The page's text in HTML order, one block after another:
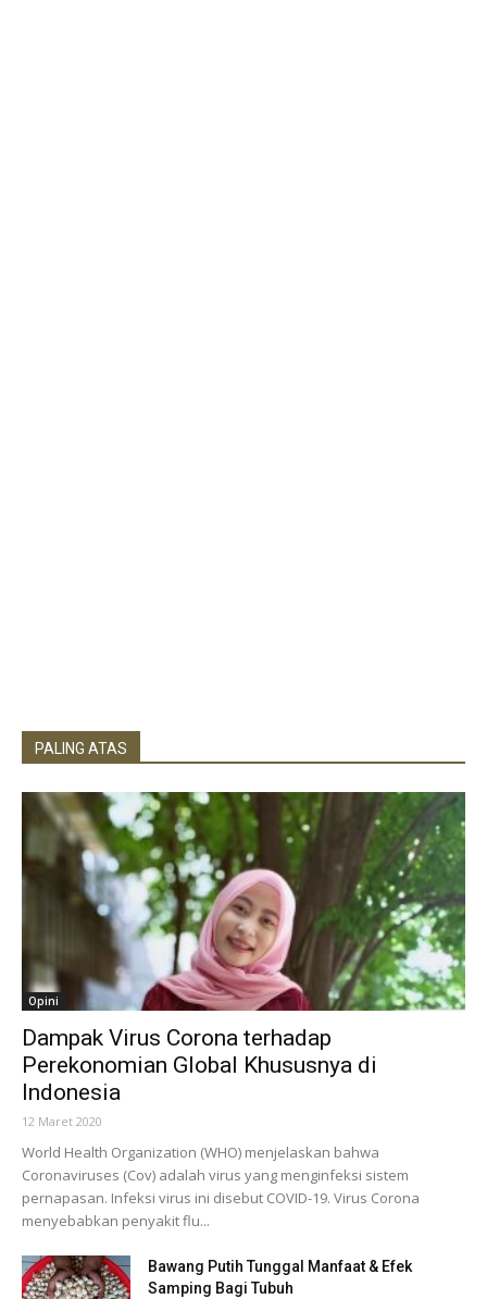
PALING ATAS
Opini
Dampak Virus Corona terhadap
Perekonomian Global Khususnya di
Indonesia
12 Maret 2020
World Health Organization (WHO) menjelaskan bahwa
Coronaviruses (Cov) adalah virus yang menginfeksi sistem
pernapasan. Infeksi virus ini disebut COVID-19. Virus Corona
menyebabkan penyakit flu...
Bawang Putih Tunggal Manfaat & Efek
Samping Bagi Tubuh